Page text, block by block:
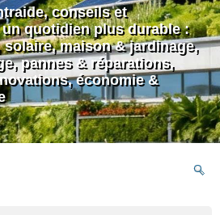
conseils et
quotidien plus durable :
maison & jardinage,
pannes & réparations,
économie &